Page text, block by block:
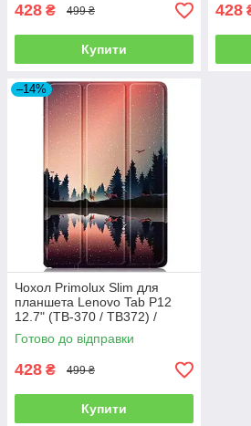
428 ₴ 499 ₴
Купити
428
–14%
Чохол Primolux Slim для
планшета Lenovo Tab P12
12.7" (TB-370 / TB372) /
Xiaoxin Pad Pro 12.7" (TB371)
- Nature
Готово до відправки
428 ₴ 499 ₴
Купити